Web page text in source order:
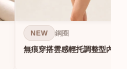
NEW 鋼圈
無痕穿搭雲感輕托調整型內衣